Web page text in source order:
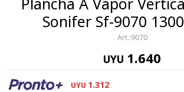
Sonifer Sf-9070
9070
UYU 1.640
UYU 1.312